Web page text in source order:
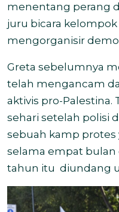
menentang perang
juru bicara
mengorganisir
Greta sebelumnya
telah mengancam
aktivis pro-
sehari setelah polisi
sebuah kamp
selama empat bulan
tahun itu diundang